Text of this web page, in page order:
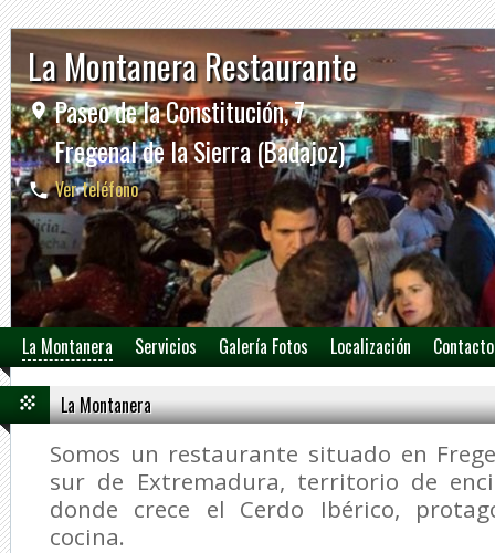
La Montanera Restaurante
Paseo de la Constitución, 7
Fregenal de la Sierra (Badajoz)
Ver teléfono
La Montanera Servicios Galería Fotos Localización
La Montanera
Somos un restaurante situado en
sur de Extremadura, territorio de
donde crece el Cerdo Ibérico,
cocina.